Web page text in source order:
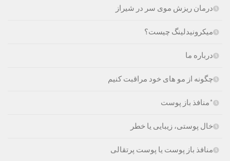
درمان ریزش موی سر در شیراز
میکرونیدلینگ چیست؟
درباره ما
چگونه از مو های خود مراقبت کنیم
*منافذ باز پوست
خال پوستی، زیبایی یا خطر
منافذ باز پوست یا پوست پرتقالی